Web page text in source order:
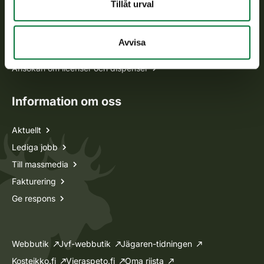
Tillåt urval
Avvisa
Ansökan om licenser och dispenser
Information om oss
Aktuellt
Lediga jobb
Till massmedia
Fakturering
Ge respons
Webbutik Jvf-webbutik
Jägaren-tidningen
Kosteikko.fi
Vieraspeto.fi Oma riista